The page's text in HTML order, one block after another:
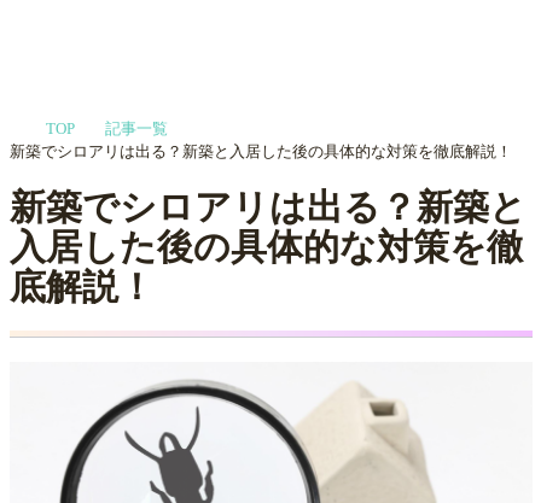
TOP
記事一覧
新築でシロアリは出る？新築と入居した後の具体的な対策を徹底解説！
新築でシロアリは出る？新築と
入居した後の具体的な対策を徹
底解説！